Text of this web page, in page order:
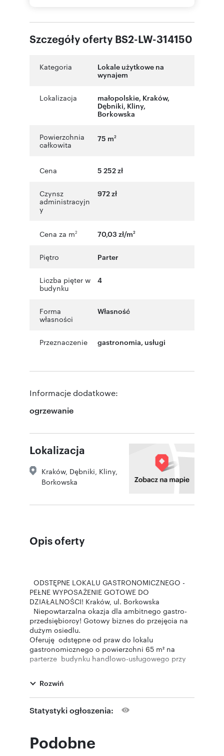
Szczegóły oferty BS2-LW-314150
Kategoria
Lokale użytkowe na
wynajem
Lokalizacja małopolskie, Kraków,
Dębniki, Kliny,
Borkowska
Powierzchnia
całkowita
75 m2
Cena 5 252 zł
Czynsz
administracyjn
y
972 zł
Cena za m2 70,03 zł/m2
Piętro Parter
Liczba pięter w
budynku
4
Forma
własności
Własność
Przeznaczenie gastronomia, usługi
Informacje dodatkowe:
ogrzewanie
Lokalizacja
Kraków, Dębniki, Kliny
Borkowska
Opis oferty
ODSTĘPNE LOKALU GASTRONOMICZNEGO -
PEŁNE WYPOSAŻENIE GOTOWE DO
DZIAŁALNOŚCI! Kraków, ul. Borkowska
Niepowtarzalna okazja dla ambitnego gastro-
przedsiębiorcy! Gotowy biznes do przejęcia na
dużym osiedlu.
Oferuję odstępne od praw do lokalu
gastronomicznego o powierzchni 65 m² na
parterze budynku handlowo-usługowego przy
potencjałem - gęsto zaludnione osiedla
mieszkaniowe, bliska odległość od dużych
arterii komunikacyjnych (DK79, obwodnica),
szkół, sklepów (obok LIDL) i przystanków MPK.
Rozwiń
Statystyki ogłoszenia:
Podobne